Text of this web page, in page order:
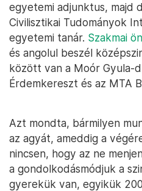
egyetemi adjunktus, majd
Civilisztikai Tudományok
egyetemi tanár. Szakmai
és angolul beszél
között van a Moór Gyula-
Érdemkereszt és az MTA
Azt mondta, bármilyen
az agyát, ameddig a
nincsen, hogy az ne
a gondolkodásmódjuk a
gyerekük van, egyikük